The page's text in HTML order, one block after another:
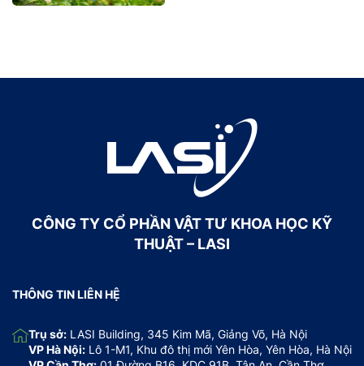
CÔNG TY CỔ PHẦN VẬT TƯ KHOA HỌC KỸ
THUẬT – LASI
THÔNG TIN LIÊN HỆ
Trụ sở: LASI Building, 345 Kim Mã, Giảng Võ, Hà Nội
VP Hà Nội: Lô 1-M1, Khu đô thị mới Yên Hòa, Yên Hòa, Hà Nội